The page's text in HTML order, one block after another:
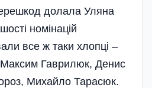
долала Уляна
номінацій
все ж таки хлопці –
Гаврилюк, Денис
Михайло Тарасюк.